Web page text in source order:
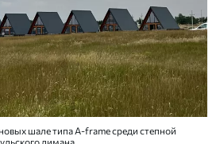
шале типа A-frame среди степной
лимана